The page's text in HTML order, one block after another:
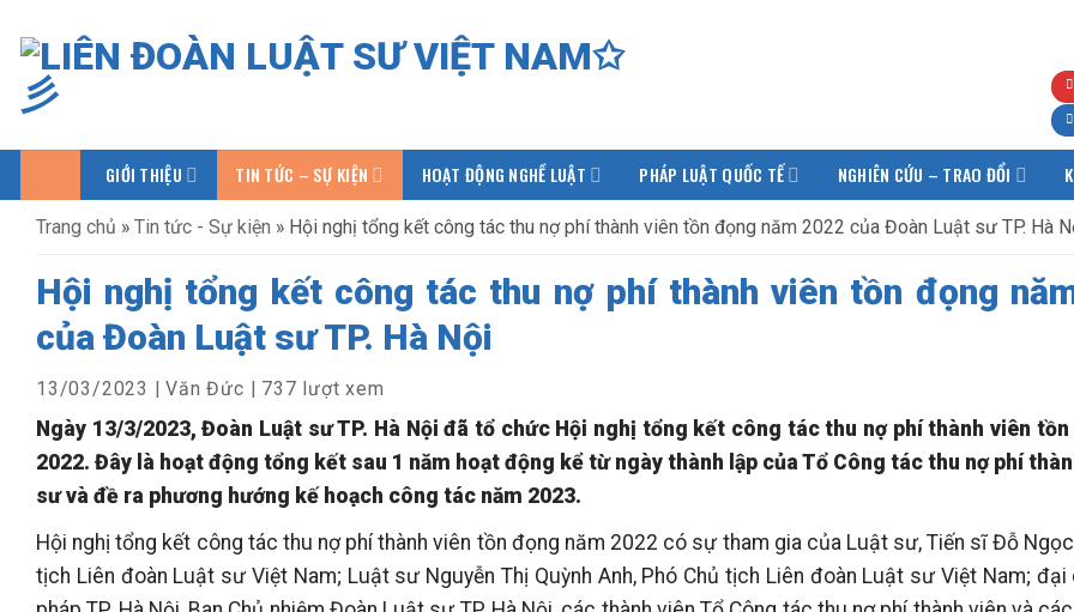
qua
dung
GIỚI THIỆU TIN TỨC – SỰ KIỆN HOẠT ĐỘNG NGHỀ LUẬT PHÁP LUẬT QUỐC TẾ NGHIÊN CỨU – TRAO ĐỔI
Trang chủ » Tin tức - Sự kiện » Hội nghị tổng kết công tác thu nợ phí thành viên tồn đọng năm 2022 của Đoàn Luật sư TP. Hà
Hội nghị tổng kết công tác thu nợ phí thành viên tồn đọng
của Đoàn Luật sư TP. Hà Nội
13/03/2023 |Văn Đức 737 lượt xem
Ngày 13/3/2023, Đoàn Luật sư TP. Hà Nội đã tổ chức Hội nghị tổng kết công tác thu nợ phí thành viên tồn
2022. Đây là hoạt động tổng kết sau 1 năm hoạt động kể từ ngày thành lập của Tổ Công tác thu nợ phí
sư và đề ra phương hướng kế hoạch công tác năm 2023.
Hội nghị tổng kết công tác thu nợ phí thành viên tồn đọng năm 2022 có sự tham gia của Luật sư, Tiến sĩ Đỗ Ngọc
tịch Liên đoàn Luật sư Việt Nam; Luật sư Nguyễn Thị Quỳnh Anh, Phó Chủ tịch Liên đoàn Luật sư Việt Nam; đại